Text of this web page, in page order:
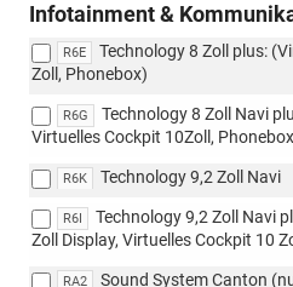
Infotainment &
R6E
Technology 8 Zoll plus:
Zoll, Phonebox)
R6G
Technology 8 Zoll Navi
Virtuelles Cockpit 10Zoll,
R6K Technology 9,2 Zoll Navi
R6I
Technology 9,2 Zoll Navi
Zoll Display, Virtuelles Cockpit 10
RA2
Sound System Canton